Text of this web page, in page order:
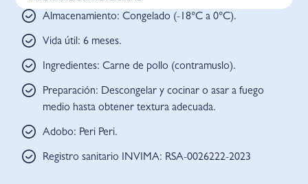
Almacenamiento: Congelado (-18°C a 0°C).
Vida útil: 6 meses.
Ingredientes: Carne de pollo (contramuslo).
Preparación: Descongelar y cocinar o asar a fuego
medio hasta obtener textura adecuada.
Adobo: Peri Peri.
Registro sanitario INVIMA: RSA-0026222-2023